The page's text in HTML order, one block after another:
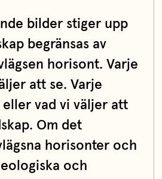
bilder stiger upp
begränsas av
horisont. Varje
att se. Varje
eller vad vi väljer att
Om det
horisonter och
och